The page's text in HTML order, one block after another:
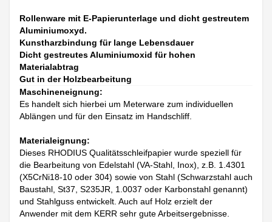
Rollenware mit E-Papierunterlage und dicht gestreutem
Aluminiumoxyd.
Kunstharzbindung für lange Lebensdauer
Dicht gestreutes Aluminiumoxid für hohen
Materialabtrag
Gut in der Holzbearbeitung
Maschineneignung:
Es handelt sich hierbei um Meterware zum individuellen
Ablängen und für den Einsatz im Handschliff.
Materialeignung:
Dieses RHODIUS Qualitätsschleifpapier wurde speziell für
die Bearbeitung von Edelstahl (VA-Stahl, Inox), z.B. 1.4301
(X5CrNi18-10 oder 304) sowie von Stahl (Schwarzstahl auch
Baustahl, St37, S235JR, 1.0037 oder Karbonstahl genannt)
und Stahlguss entwickelt. Auch auf Holz erzielt der
Anwender mit dem KERR sehr gute Arbeitsergebnisse.